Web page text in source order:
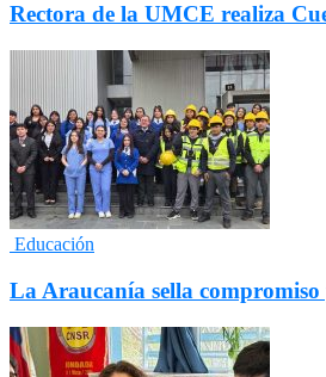
Rectora de la UMCE realiza
Educación
La Araucanía sella